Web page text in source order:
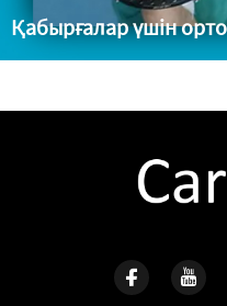
Қабырғалар үшін